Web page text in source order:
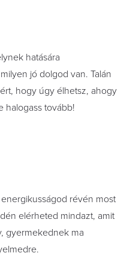
hatására
jó dolgod van. Talán
hogy úgy élhetsz, ahogy
halogass tovább!
révén most
elérheted mindazt, amit
gyermekednek ma